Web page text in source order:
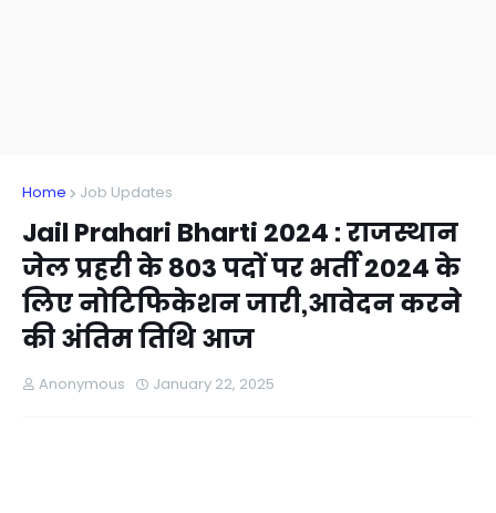
Home Job Updates
Jail Prahari Bharti 2024 : राजस्थान
जेल प्रहरी के 803 पदों पर भर्ती 2024 के
लिए नोटिफिकेशन जारी,आवेदन करने
की अंतिम तिथि आज
Anonymous January 22, 2025